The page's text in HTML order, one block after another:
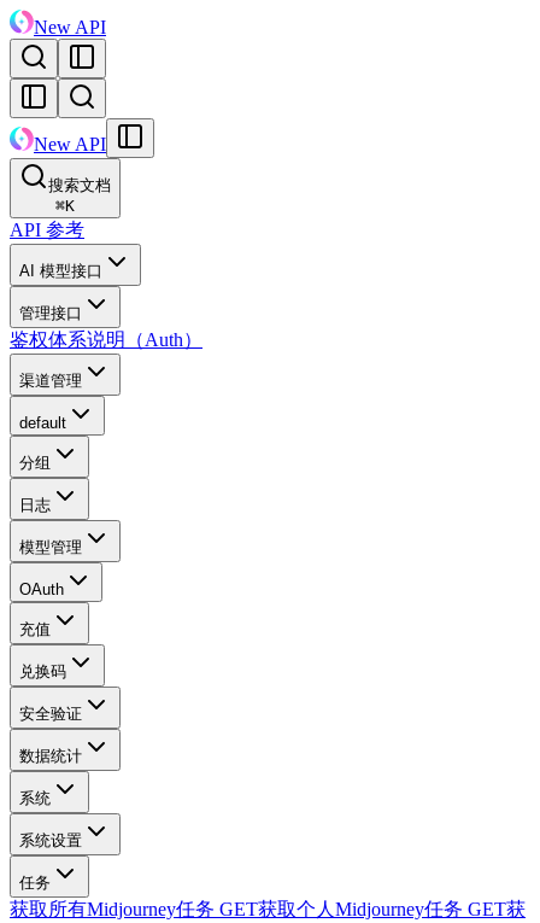
New API
New API
搜索文档
⌘K
API 参考
AI 模型接口
管理接口
鉴权体系说明（Auth）
渠道管理
default
分组
日志
模型管理
OAuth
充值
兑换码
安全验证
数据统计
系统
系统设置
任务
获取所有Midjourney任务 GET获取个人Midjourney任务 GET获